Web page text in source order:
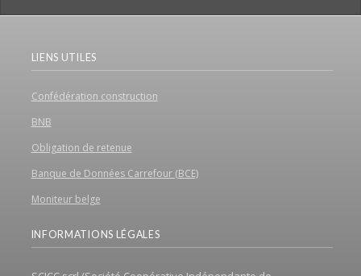
LIENS UTILES
Confédération construction
BNB
Obligation de retenue
Banque de Données Carrefour (BCE)
Moniteur belge
INFORMATIONS LÉGALES